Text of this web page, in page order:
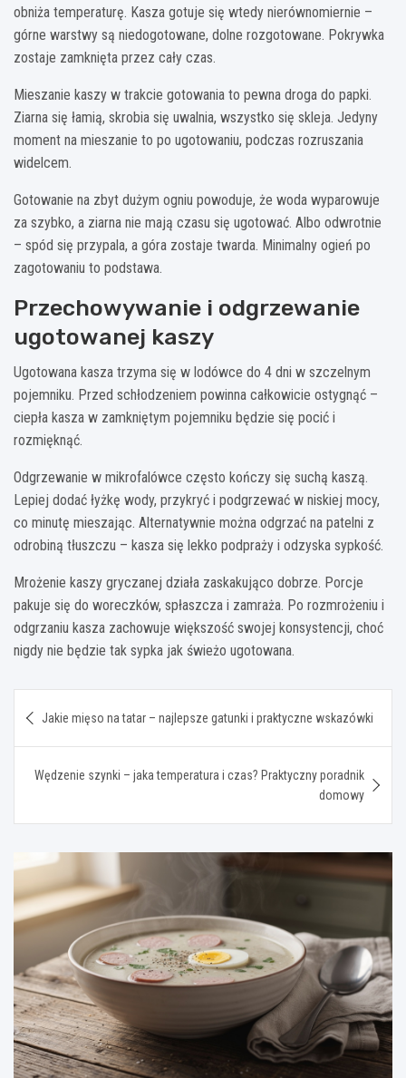
obniża temperaturę. Kasza gotuje się wtedy nierównomiernie –
górne warstwy są niedogotowane, dolne rozgotowane. Pokrywka
zostaje zamknięta przez cały czas.
Mieszanie kaszy w trakcie gotowania to pewna droga do papki.
Ziarna się łamią, skrobia się uwalnia, wszystko się skleja. Jedyny
moment na mieszanie to po ugotowaniu, podczas rozruszania
widelcem.
Gotowanie na zbyt dużym ogniu powoduje, że woda wyparowuje
za szybko, a ziarna nie mają czasu się ugotować. Albo odwrotnie
– spód się przypala, a góra zostaje twarda. Minimalny ogień po
zagotowaniu to podstawa.
Przechowywanie i odgrzewanie
ugotowanej kaszy
Ugotowana kasza trzyma się w lodówce do 4 dni w szczelnym
pojemniku. Przed schłodzeniem powinna całkowicie ostygnąć –
ciepła kasza w zamkniętym pojemniku będzie się pocić i
rozmięknąć.
Odgrzewanie w mikrofalówce często kończy się suchą kaszą.
Lepiej dodać łyżkę wody, przykryć i podgrzewać w niskiej mocy,
co minutę mieszając. Alternatywnie można odgrzać na patelni z
odrobiną tłuszczu – kasza się lekko podpraży i odzyska sypkość.
Mrożenie kaszy gryczanej działa zaskakująco dobrze. Porcje
pakuje się do woreczków, spłaszcza i zamraża. Po rozmrożeniu i
odgrzaniu kasza zachowuje większość swojej konsystencji, choć
nigdy nie będzie tak sypka jak świeżo ugotowana.
wpisu
Jakie mięso na tatar – najlepsze gatunki i praktyczne wskazówki
Wędzenie szynki – jaka temperatura i czas? Praktyczny poradnik
domowy